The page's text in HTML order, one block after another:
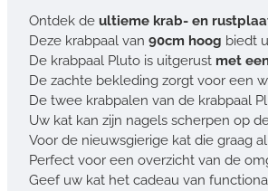
Ontdek de ultieme krab- en
Deze krabpaal van 90cm hoog biedt
De krabpaal Pluto is uitgerust met
De zachte bekleding zorgt voor een
De twee krabpalen van de krabpaal
Uw kat kan zijn nagels scherpen op
Voor de nieuwsgierige kat die graag
Perfect voor een overzicht van de
Geef uw kat het cadeau van